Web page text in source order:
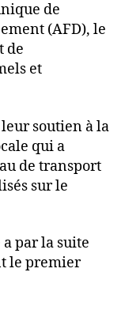
de
(AFD), le
de
et
soutien à la
qui a
de transport
sur le
par la suite
le premier